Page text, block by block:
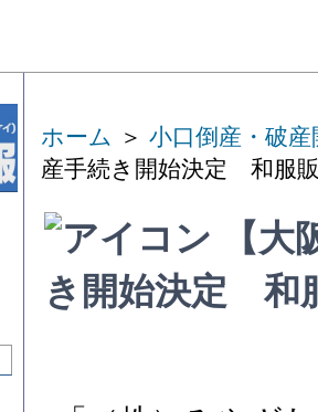
ホーム ＞ 小口倒産・破産
産手続き開始決定 和服
【大
き開始決定 和